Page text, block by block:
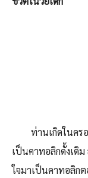
ท่านเกิดในครอ
เป็นคาทอลิกดั้งเดิ
ใจมาเป็นคาทอลิก